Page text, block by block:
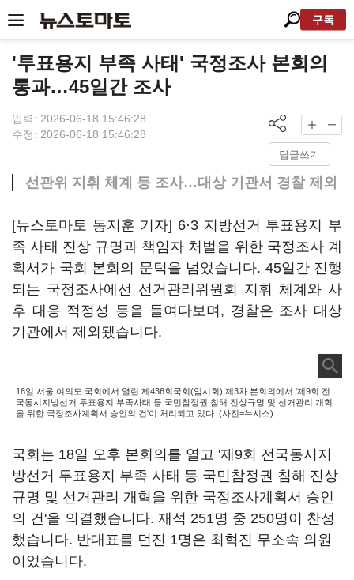
구독
'투표용지 부족 사태' 국정조사 본회의
통과…45일간 조사
입력: 2026-06-18 15:46:28
수정: 2026-06-18 15:46:28
답글쓰기
선관위 지휘 체계 등 조사…대상 기관서 경찰 제외
[뉴스토마토 동지훈 기자] 6·3 지방선거 투표용지 부
족 사태 진상 규명과 책임자 처벌을 위한 국정조사 계
획서가 국회 본회의 문턱을 넘었습니다. 45일간 진행
되는 국정조사에선 선거관리위원회 지휘 체계와 사
후 대응 적정성 등을 들여다보며, 경찰은 조사 대상
기관에서 제외됐습니다.
18일 서울 여의도 국회에서 열린 제436회국회(임시회) 제3차 본회의에서 '제9회 전
국동시지방선거 투표용지 부족사태 등 국민참정권 침해 진상규명 및 선거관리 개혁
을 위한 국정조사계획서 승인의 건'이 처리되고 있다. (사진=뉴시스)
국회는 18일 오후 본회의를 열고 '제9회 전국동시지
방선거 투표용지 부족 사태 등 국민참정권 침해 진상
규명 및 선거관리 개혁을 위한 국정조사계획서 승인
의 건'을 의결했습니다. 재석 251명 중 250명이 찬성
했습니다. 반대표를 던진 1명은 최혁진 무소속 의원
이었습니다.